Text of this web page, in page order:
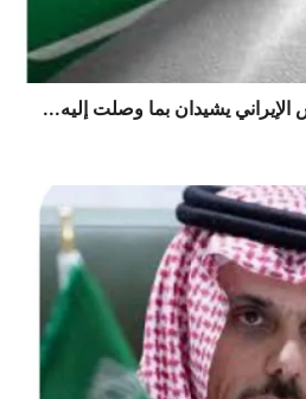
يشيدان بما وصلت إليه...